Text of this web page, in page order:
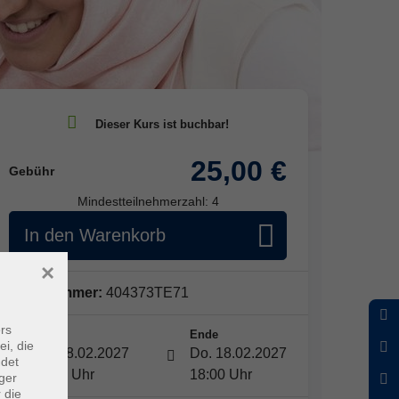
Gebühr 25,00 €
Mindestteilnehmerzahl: 4
In den Warenkorb
Kursnummer: 404373TE71
Do. 18.02.2027
16:30 Uhr
Ende
Do. 18.02.2027
18:00 Uhr
die
die
×